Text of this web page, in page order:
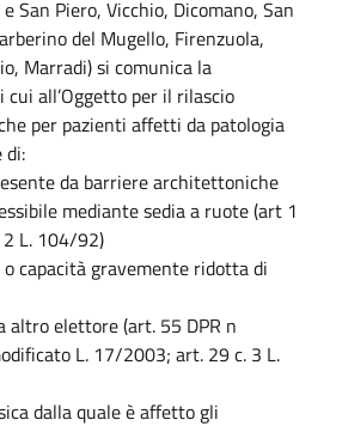
San Piero, Vicchio, Dicomano, San
del Mugello, Firenzuola,
Marradi) si comunica la
cui all’Oggetto per il rilascio
per pazienti affetti da patologia
di:
da barriere architettoniche
mediante sedia a ruote (art 1
L. 104/92)
capacità gravemente ridotta di
altro elettore (art. 55 DPR n
L. 17/2003; art. 29 c. 3 L.
dalla quale è affetto gli